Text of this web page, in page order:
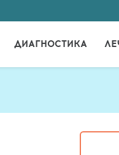
ДИАГНОСТИКА